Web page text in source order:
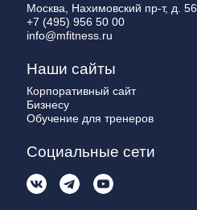
Москва, Нахимовский пр-т, д. 56
+7 (495) 956 50 00
info@mfitness.ru
Наши сайты
Корпоративный сайт
Бизнесу
Обучение для тренеров
Социальные сети